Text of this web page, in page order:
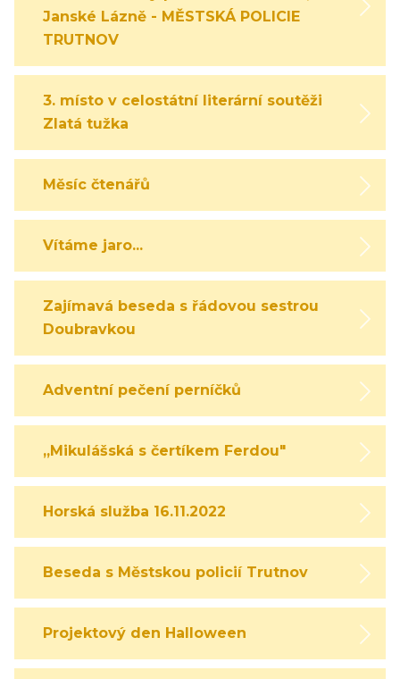
Janské Lázně - MĚSTSKÁ POLICIE
TRUTNOV
3. místo v celostátní literární soutěži
Zlatá tužka
Měsíc čtenářů
Vítáme jaro...
Zajímavá beseda s řádovou sestrou
Doubravkou
Adventní pečení perníčků
,,Mikulášská s čertíkem Ferdou"
Horská služba 16.11.2022
Beseda s Městskou policií Trutnov
Projektový den Halloween